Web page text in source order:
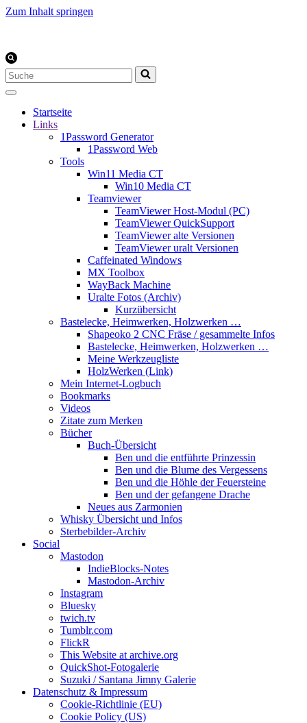
Zum Inhalt springen
Suchen
nach …
Startseite
Links
1Password Generator
1Password Web
Tools
Win11 Media CT
Win10 Media CT
Teamviewer
TeamViewer Host-Modul (PC)
TeamViewer QuickSupport
TeamViewer alte Versionen
TeamViewer uralt Versionen
Caffeinated Windows
MX Toolbox
WayBack Machine
Uralte Fotos (Archiv)
Kurzübersicht
Bastelecke, Heimwerken, Holzwerken …
Shapeoko 2 CNC Fräse / gesammelte Infos
Bastelecke, Heimwerken, Holzwerken …
Meine Werkzeugliste
HolzWerken (Link)
Mein Internet-Logbuch
Bookmarks
Videos
Zitate zum Merken
Bücher
Buch-Übersicht
Ben und die entführte Prinzessin
Ben und die Blume des Vergessens
Ben und die Höhle der Feuersteine
Ben und der gefangene Drache
Neues aus Zarmonien
Whisky Übersicht und Infos
Sterbebilder-Archiv
Social
Mastodon
IndieBlocks-Notes
Mastodon-Archiv
Instagram
Bluesky
twich.tv
Tumblr.com
FlickR
This Website at archive.org
QuickShot-Fotogalerie
Suzuki / Santana Jimny Galerie
Datenschutz & Impressum
Cookie-Richtlinie (EU)
Cookie Policy (US)